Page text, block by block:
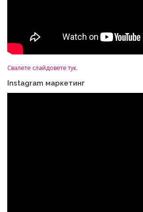
Свалете слайдовете тук.
Instagram маркетинг